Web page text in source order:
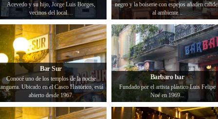
Acevedo y su hijo, Jorge Luis Borges,
vecinos del local…
negro y la boiserie con espejos añaden
al ambiente...
Bar Sur
Conocé uno de los templos de la noche
Ubicado en el Casco Histórico, está
abierto desde 1967.
Barbaro bar
Fundado por el artista plástico Luis Felipe
Noé en 1969...